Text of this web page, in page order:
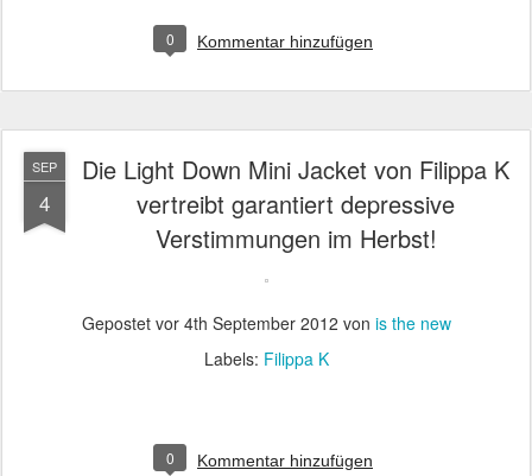
0 Kommentar hinzufügen
SEP
4
Die Light Down Mini Jacket von Filippa K
vertreibt garantiert depressive
Verstimmungen im Herbst!
Gepostet vor 4th September 2012 von is the new
Labels: Filippa K
0 Kommentar hinzufügen